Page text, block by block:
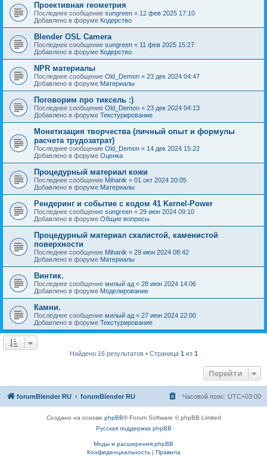
Проективная геометрия
Последнее сообщение sungreen « 12 фев 2025 17:10
Добавлено в форуме Кодерство
Blender OSL Camera
Последнее сообщение sungreen « 11 фев 2025 15:27
Добавлено в форуме Кодерство
NPR материалы
Последнее сообщение Old_Demon « 23 дек 2024 04:47
Добавлено в форуме Материалы
Поговорим про тиксель :)
Последнее сообщение Old_Demon « 23 дек 2024 04:13
Добавлено в форуме Текстурирование
Монетизация творчества (личный опыт и формулы
расчета трудозатрат)
Последнее сообщение Old_Demon « 14 дек 2024 15:22
Добавлено в форуме Оценка
Процедурный материал кожи
Последнее сообщение Mihanik « 01 окт 2024 20:05
Добавлено в форуме Материалы
Рендеринг и событие с кодом 41 Kernel-Power
Последнее сообщение sungreen « 29 июн 2024 09:10
Добавлено в форуме Общие вопросы
Процедурный материал скалистой, каменистой
поверхности
Последнее сообщение Mihanik « 29 июн 2024 08:42
Добавлено в форуме Материалы
Винтик.
Последнее сообщение милый ад « 28 июн 2024 14:06
Добавлено в форуме Моделирование
Камни.
Последнее сообщение милый ад « 27 июн 2024 22:00
Добавлено в форуме Текстурирование
Найдено 16 результатов • Страница 1 из 1
Перейти
forumBlender RU forumBlender RU Часовой пояс: UTC+03:00
Создано на основе phpBB® Forum Software © phpBB Limited
Русская поддержка phpBB
Моды и расширения phpBB
Конфиденциальность| Правила